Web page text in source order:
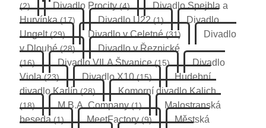
(2) Divadlo Procity(4)
Divadlo Spejbla a
Hurvínka(17) Divadlo U22(1)
Divadlo
Ungelt(29) Divadlo v Celetné(31)
Divadlo
v Dlouhé(28) Divadlo v Řeznické
(16) Divadlo VILA Štvanice(15)
Divadlo
Viola(23) Divadlo X10(15)
Hudební
divadlo Karlín(28) Komorní divadlo Kalich
(18) M.B.A. Company(1)
Malostranská
beseda(1) MeetFactory(9)
Městská